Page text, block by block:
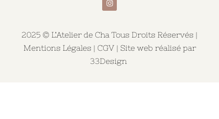
2025 © L’Atelier de Cha Tous Droits Réservés |
Mentions Légales | CGV| Site web réalisé par
33Design